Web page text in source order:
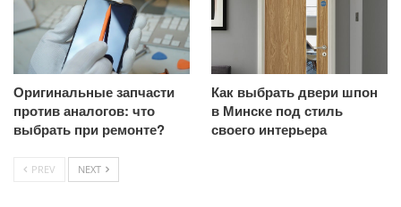
Оригинальные запчасти
против аналогов: что
выбрать при ремонте?
Как выбрать двери шпон
в Минске под стиль
своего интерьера
PREV NEXT